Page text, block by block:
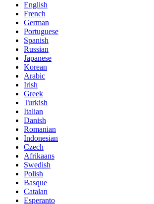
English
French
German
Portuguese
Spanish
Russian
Japanese
Korean
Arabic
Irish
Greek
Turkish
Italian
Danish
Romanian
Indonesian
Czech
Afrikaans
Swedish
Polish
Basque
Catalan
Esperanto